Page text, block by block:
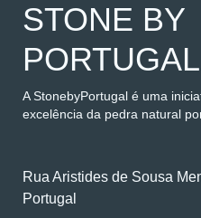
STONE BY
PORTUGAL
A StonebyPortugal é uma
excelência da pedra natural
Rua Aristides de Sousa
Portugal